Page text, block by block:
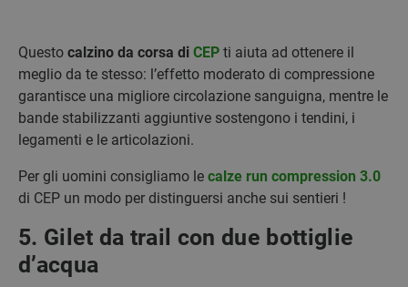
Questo calzino da corsa di CEP ti aiuta ad ottenere il
meglio da te stesso: l’effetto moderato di compressione
garantisce una migliore circolazione sanguigna, mentre le
bande stabilizzanti aggiuntive sostengono i tendini, i
legamenti e le articolazioni.
Per gli uomini consigliamo le calze run compression 3.0
di CEP un modo per distinguersi anche sui sentieri !
5. Gilet da trail con due bottiglie
d’acqua